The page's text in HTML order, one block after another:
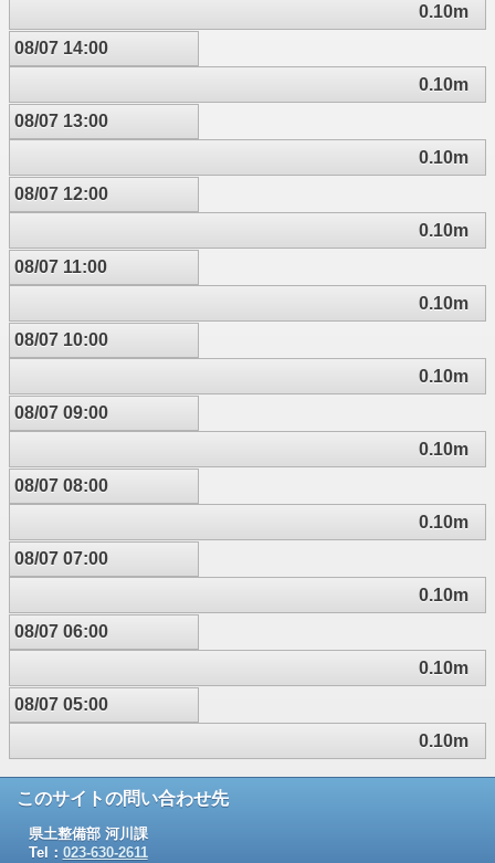
0.10m
08/07 14:00
0.10m
08/07 13:00
0.10m
08/07 12:00
0.10m
08/07 11:00
0.10m
08/07 10:00
0.10m
08/07 09:00
0.10m
08/07 08:00
0.10m
08/07 07:00
0.10m
08/07 06:00
0.10m
08/07 05:00
0.10m
このサイトの問い合わせ先
県土整備部 河川課
Tel： 023-630-2611